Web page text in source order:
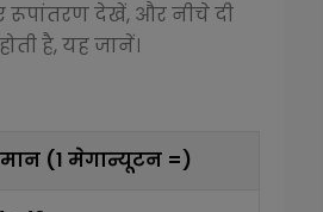
रूपांतरण देखें, और नीचे दी
है, यह जानें।
मान (1 मेगान्यूटन =)